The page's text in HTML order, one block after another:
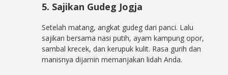
5. Sajikan Gudeg Jogja
Setelah matang, angkat gudeg dari panci. Lalu
sajikan bersama nasi putih, ayam kampung opor,
sambal krecek, dan kerupuk kulit. Rasa gurih dan
manisnya dijamin memanjakan lidah Anda.